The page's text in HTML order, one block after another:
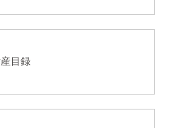
目録